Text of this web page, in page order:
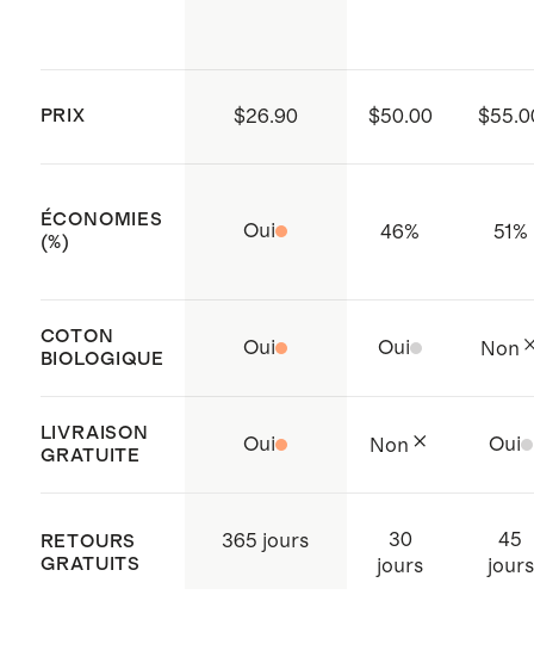
d’approvisionnement.
PRIX $26.90 $50.00
ÉCONOMIES
(%)
Oui 46% 51%
COTON
BIOLOGIQUE
Oui Oui Non
LIVRAISON
GRATUITE
Oui Non Oui
RETOURS
GRATUITS
365 jours
30
jours
45
jours